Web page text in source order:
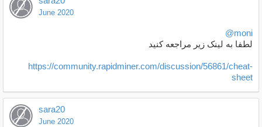
June 2020
@moni
لطفا به لینک زیر مراجعه کنید
https://community.rapidminer.com/discussion/56861/cheat-
sheet
sara20
June 2020